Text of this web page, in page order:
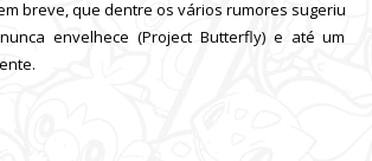
breve, que dentre os vários rumores sugeriu
envelhece (Project Butterfly) e até um